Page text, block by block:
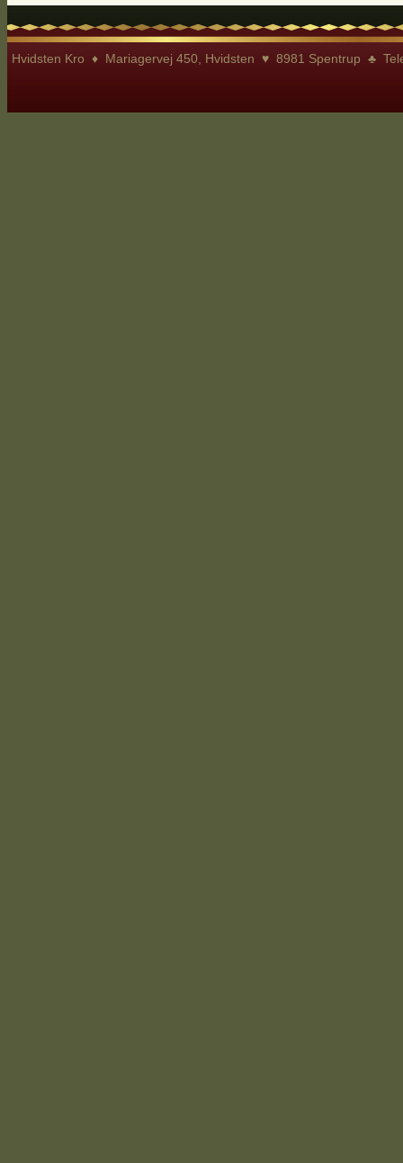
Hvidsten Kro ♦ Mariagervej 450, Hvidsten ♥ 8981 Spentrup ♣